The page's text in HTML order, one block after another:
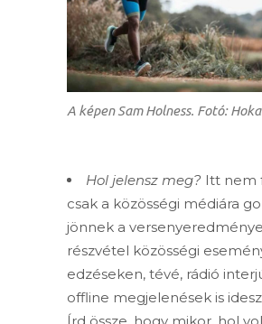
A képen Sam Holness. Fotó:
Hol jelensz meg? Itt nem
csak a közösségi médiára
jönnek a
részvétel közösségi
edzéseken, tévé, rádió
offline megjelenések is